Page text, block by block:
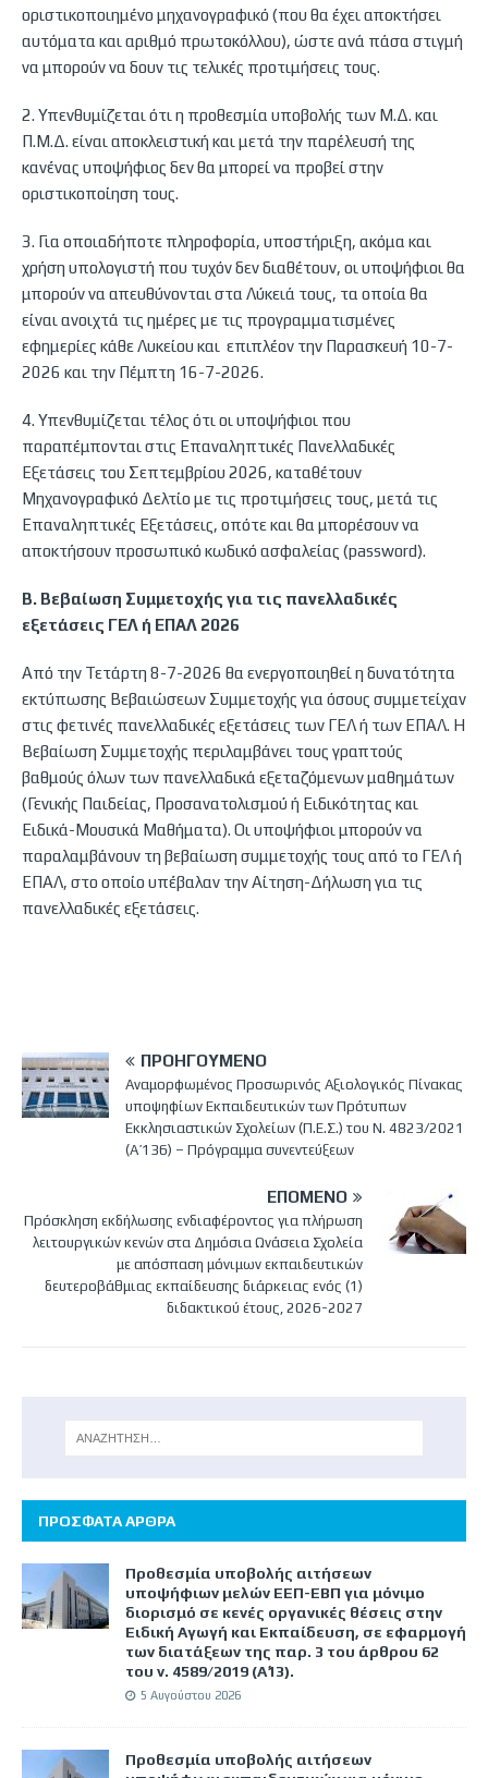
οριστικοποιημένο μηχανογραφικό (που θα έχει αποκτήσει
αυτόματα και αριθμό πρωτοκόλλου), ώστε ανά πάσα στιγμή
να μπορούν να δουν τις τελικές προτιμήσεις τους.
2. Υπενθυμίζεται ότι η προθεσμία υποβολής των Μ.Δ. και
Π.Μ.Δ. είναι αποκλειστική και μετά την παρέλευσή της
κανένας υποψήφιος δεν θα μπορεί να προβεί στην
οριστικοποίηση τους.
3. Για οποιαδήποτε πληροφορία, υποστήριξη, ακόμα και
χρήση υπολογιστή που τυχόν δεν διαθέτουν, οι υποψήφιοι θα
μπορούν να απευθύνονται στα Λύκειά τους, τα οποία θα
είναι ανοιχτά τις ημέρες με τις προγραμματισμένες
εφημερίες κάθε Λυκείου και επιπλέον την Παρασκευή 10-7-
2026 και την Πέμπτη 16-7-2026.
4. Υπενθυμίζεται τέλος ότι οι υποψήφιοι που
παραπέμπονται στις Επαναληπτικές Πανελλαδικές
Εξετάσεις του Σεπτεμβρίου 2026, καταθέτουν
Μηχανογραφικό Δελτίο με τις προτιμήσεις τους, μετά τις
Επαναληπτικές Εξετάσεις, οπότε και θα μπορέσουν να
αποκτήσουν προσωπικό κωδικό ασφαλείας (password).
Β. Βεβαίωση Συμμετοχής για τις πανελλαδικές
εξετάσεις ΓΕΛ ή ΕΠΑΛ 2026
Από την Τετάρτη 8-7-2026 θα ενεργοποιηθεί η δυνατότητα
εκτύπωσης Βεβαιώσεων Συμμετοχής για όσους συμμετείχαν
στις φετινές πανελλαδικές εξετάσεις των ΓΕΛ ή των ΕΠΑΛ. Η
Βεβαίωση Συμμετοχής περιλαμβάνει τους γραπτούς
βαθμούς όλων των πανελλαδικά εξεταζόμενων μαθημάτων
(Γενικής Παιδείας, Προσανατολισμού ή Ειδικότητας και
Ειδικά-Μουσικά Μαθήματα). Οι υποψήφιοι μπορούν να
παραλαμβάνουν τη βεβαίωση συμμετοχής τους από το ΓΕΛ ή
ΕΠΑΛ, στο οποίο υπέβαλαν την Αίτηση-Δήλωση για τις
πανελλαδικές εξετάσεις.
ΠΡΟΗΓΟΎΜΕΝΟ
Αναμορφωμένος Προσωρινός Αξιολογικός Πίνακας
υποψηφίων Εκπαιδευτικών των Πρότυπων
Εκκλησιαστικών Σχολείων (Π.Ε.Σ.) του Ν. 4823/2021
(Α΄ 136) – Πρόγραμμα συνεντεύξεων
ΕΠΌΜΕΝΟ
Πρόσκληση εκδήλωσης ενδιαφέροντος για πλήρωση
λειτουργικών κενών στα Δημόσια Ωνάσεια Σχολεία
με απόσπαση μόνιμων εκπαιδευτικών
δευτεροβάθμιας εκπαίδευσης διάρκειας ενός (1)
διδακτικού έτους, 2026-2027
ΠΡΟΣΦΑΤΑ ΑΡΘΡΑ
Προθεσμία υποβολής αιτήσεων
υποψήφιων μελών ΕΕΠ-ΕΒΠ για μόνιμο
διορισμό σε κενές οργανικές θέσεις στην
Ειδική Αγωγή και Εκπαίδευση, σε εφαρμογή
των διατάξεων της παρ. 3 του άρθρου 62
του ν. 4589/2019 (Α΄13).
5 Αυγούστου 2026
Προθεσμία υποβολής αιτήσεων